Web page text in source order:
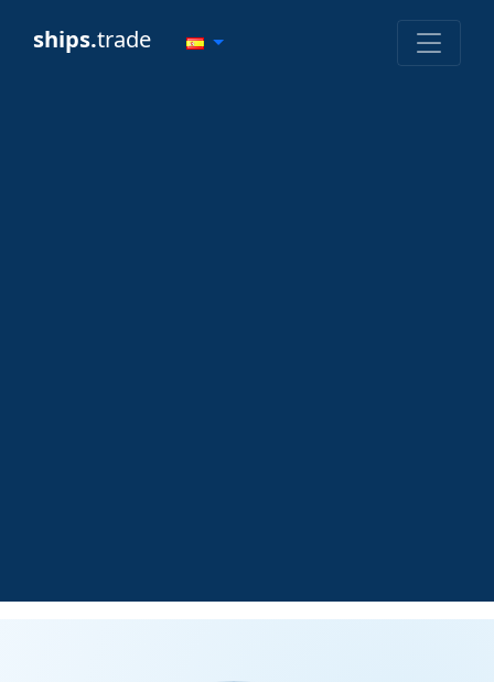
ships.trade